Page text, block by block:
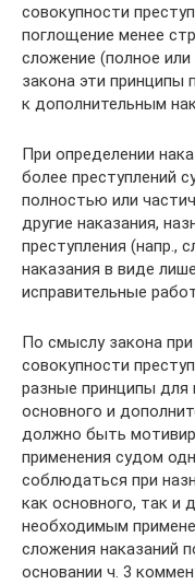
совокупности
поглощение менее
сложение (полное
закона эти принципы
к дополнительным
При определении
более преступлений
полностью или
другие наказания,
преступления (напр.,
наказания в виде
исправительные
По смыслу закона при
совокупности
разные принципы для
основного и
должно быть
применения судом
соблюдаться при
как основного, так и
необходимым
сложения наказаний
основании ч. 3